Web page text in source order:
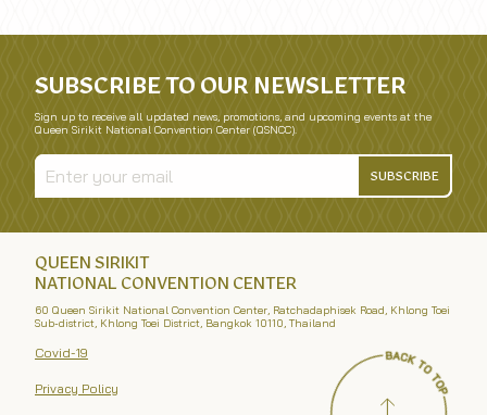
SUBSCRIBE TO OUR NEWSLETTER
Sign up to receive all updated news, promotions, and upcoming events at the
Queen Sirikit National Convention Center (QSNCC).
SUBSCRIBE
QUEEN SIRIKIT
NATIONAL CONVENTION CENTER
60 Queen Sirikit National Convention Center, Ratchadaphisek Road, Khlong Toei
Sub-district, Khlong Toei District, Bangkok 10110, Thailand
Covid-19
Privacy Policy